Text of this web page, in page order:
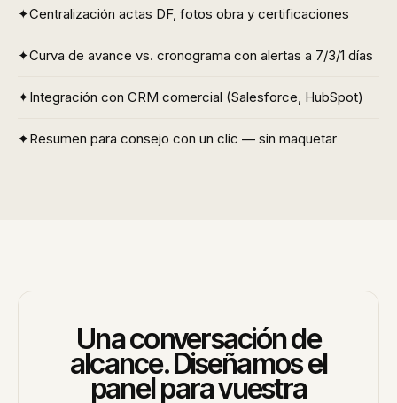
✦Centralización actas DF, fotos obra y certificaciones
✦Curva de avance vs. cronograma con alertas a 7/3/1 días
✦Integración con CRM comercial (Salesforce, HubSpot)
✦Resumen para consejo con un clic — sin maquetar
Una conversación de
alcance. Diseñamos el
panel para vuestra